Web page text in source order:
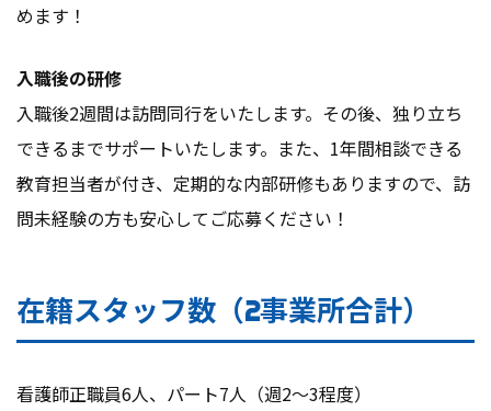
めます！
入職後の研修
入職後2週間は訪問同行をいたします。その後、独り立ち
できるまでサポートいたします。また、1年間相談できる
教育担当者が付き、定期的な内部研修もありますので、訪
問未経験の方も安心してご応募ください！
在籍スタッフ数（2事業所合計）
看護師正職員6人、パート7人（週2～3程度）